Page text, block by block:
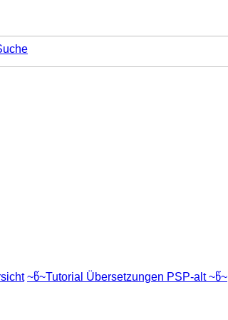
~წ~Tutorial Übersetzungen PSP-alt ~წ~